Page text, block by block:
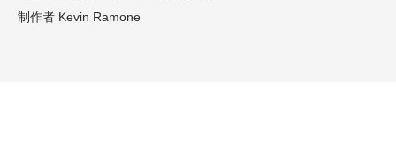
制作者 Kevin Ramone